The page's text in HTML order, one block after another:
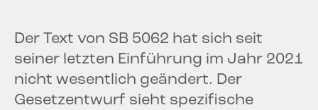
Der Text von SB 5062 hat sich seit
seiner letzten Einführung im Jahr 2021
nicht wesentlich geändert. Der
Gesetzentwurf sieht spezifische